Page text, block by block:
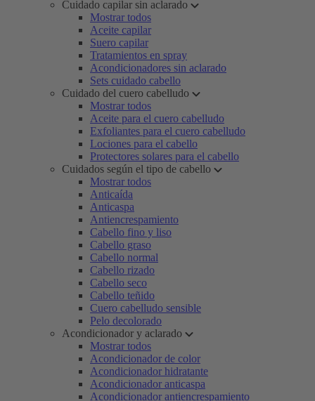
Cuidado capilar sin aclarado
Mostrar todos
Aceite capilar
Suero capilar
Tratamientos en spray
Acondicionadores sin aclarado
Sets cuidado cabello
Cuidado del cuero cabelludo
Mostrar todos
Aceite para el cuero cabelludo
Exfoliantes para el cuero cabelludo
Lociones para el cabello
Protectores solares para el cabello
Cuidados según el tipo de cabello
Mostrar todos
Anticaída
Anticaspa
Antiencrespamiento
Cabello fino y liso
Cabello graso
Cabello normal
Cabello rizado
Cabello seco
Cabello teñido
Cuero cabelludo sensible
Pelo decolorado
Acondicionador y aclarado
Mostrar todos
Acondicionador de color
Acondicionador hidratante
Acondicionador anticaspa
Acondicionador antiencrespamiento